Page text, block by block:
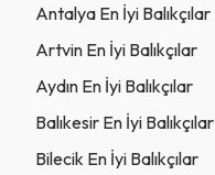
Antalya En İyi Balıkçılar
Artvin En İyi Balıkçılar
Aydın En İyi Balıkçılar
Balıkesir En İyi Balıkçılar
Bilecik En İyi Balıkçılar